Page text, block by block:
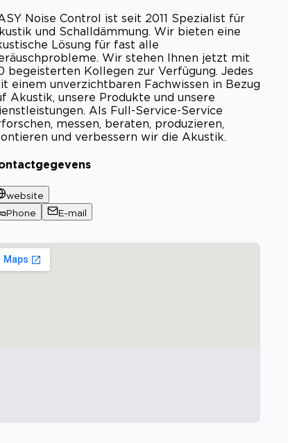
Noise Control ist seit 2011 Spezialist für
und Schalldämmung. Wir bieten eine
Lösung für fast alle
Wir stehen Ihnen jetzt mit
begeisterten Kollegen zur Verfügung. Jedes
einem unverzichtbaren Fachwissen in Bezug
Akustik, unsere Produkte und unsere
Als Full-Service-Service
messen, beraten, produzieren,
und verbessern wir die Akustik.
website
Phone
E-mail